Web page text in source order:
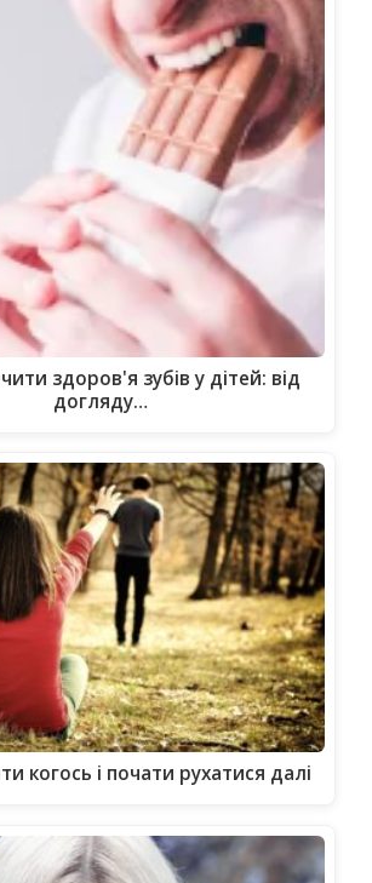
здоров'я зубів у дітей: від
догляду…
когось і почати рухатися далі